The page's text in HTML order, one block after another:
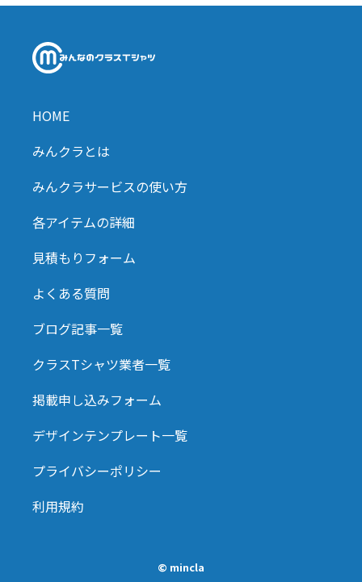
HOME
みんクラとは
みんクラサービスの使い方
各アイテムの詳細
見積もりフォーム
よくある質問
ブログ記事一覧
クラスTシャツ業者一覧
掲載申し込みフォーム
デザインテンプレート一覧
プライバシーポリシー
利用規約
© mincla